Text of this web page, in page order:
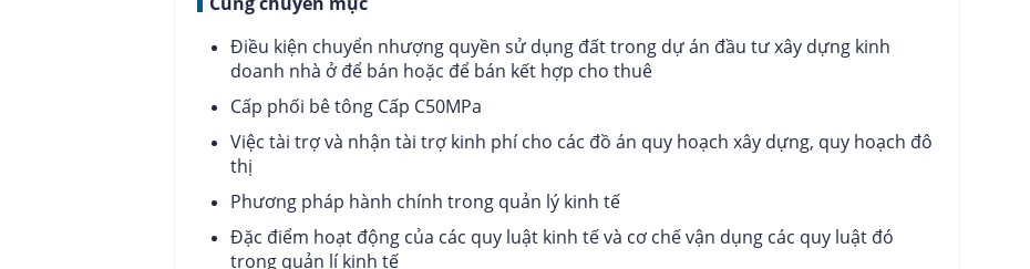
Điều kiện chuyển nhượng quyền sử dụng đất trong dự án đầu tư xây dựng kinh
doanh nhà ở để bán hoặc để bán kết hợp cho thuê
Cấp phối bê tông Cấp C50MPa
Việc tài trợ và nhận tài trợ kinh phí cho các đồ án quy hoạch xây dựng, quy hoạch đô
thị
Phương pháp hành chính trong quản lý kinh tế
Đặc điểm hoạt động của các quy luật kinh tế và cơ chế vận dụng các quy luật đó
trong quản lí kinh tế